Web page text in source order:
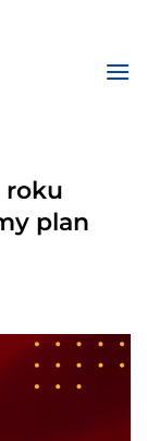
roku
plan